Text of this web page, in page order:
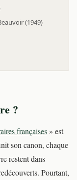
(1949)
?
françaises » est
son canon, chaque
restent dans
Pourtant,